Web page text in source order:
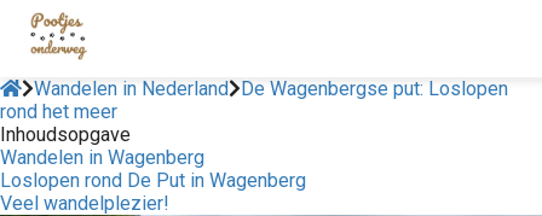
Wandelen in Nederland
De Wagenbergse put: Loslopen
rond het meer
Inhoudsopgave
Wandelen in Wagenberg
Loslopen rond De Put in Wagenberg
Veel wandelplezier!